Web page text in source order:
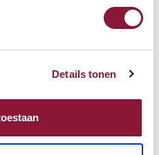
Details tonen
Stahlplatte mit gut